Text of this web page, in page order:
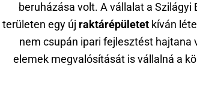
beruházása volt. A vállalat a
területen egy új raktárépületetkíván
nem csupán ipari fejlesztést hajtana
elemek megvalósítását is vállalná a